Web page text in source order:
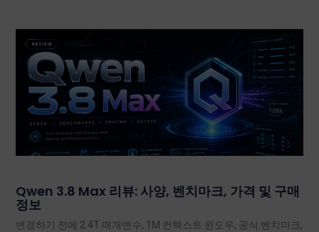
Qwen 3.8 Max 리뷰: 사양, 벤치마크, 가격 및 구매
정보
변경하기 전에 2.4T 매개변수, 1M 컨텍스트 윈도우, 공식 벤치마크,